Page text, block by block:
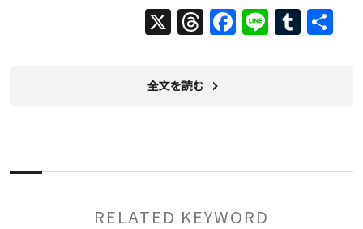
X Threads
Facebook
Line
全文を読む
RELATED KEYWORD